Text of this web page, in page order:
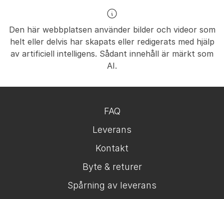
Den här webbplatsen använder bilder och videor som
helt eller delvis har skapats eller redigerats med hjälp
av artificiell intelligens. Sådant innehåll är märkt som
AI.
FAQ
Leverans
Kontakt
Byte & returer
Spårning av leverans